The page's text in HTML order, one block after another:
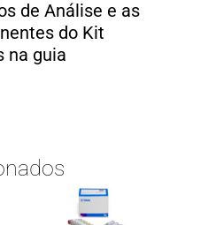
de Análise e as
do Kit
na guia